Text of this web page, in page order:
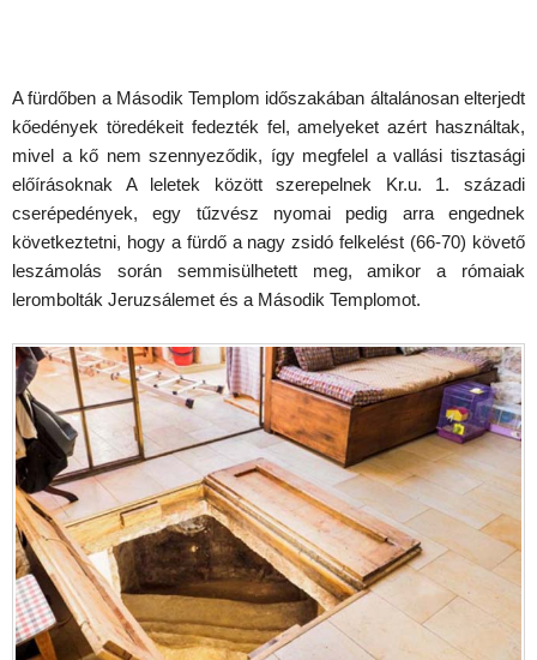
A fürdőben a Második Templom időszakában általánosan elterjedt
kőedények töredékeit fedezték fel, amelyeket azért használtak,
mivel a kő nem szennyeződik, így megfelel a vallási tisztasági
előírásoknak A leletek között szerepelnek Kr.u. 1. századi
cserépedények, egy tűzvész nyomai pedig arra engednek
következtetni, hogy a fürdő a nagy zsidó felkelést (66-70) követő
leszámolás során semmisülhetett meg, amikor a rómaiak
lerombolták Jeruzsálemet és a Második Templomot.